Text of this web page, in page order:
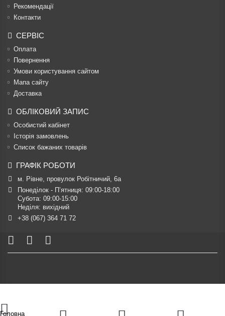
Рекомендації
Контакти
СЕРВІС
Оплата
Повернення
Умови користування сайтом
Мапа сайту
Доставка
ОБЛІКОВИЙ ЗАПИС
Особистий кабінет
Історія замовлень
Список бажаних товарів
ГРАФІК РОБОТИ
м. Рівне, провулок Робітничий, 6а
Понеділок - П’ятниця: 09:00-18:00
Субота: 09:00-15:00
Неділя: вихідний
+38 (067) 364 71 72
Головна